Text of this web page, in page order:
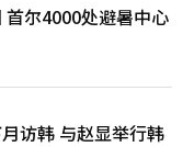
尔4000处避暑中心
访韩 与赵显举行韩